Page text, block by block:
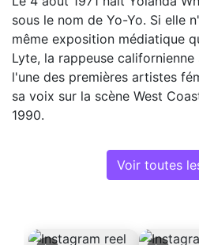
sous le nom de Yo-Yo. Si elle
même exposition médiatique
Lyte, la rappeuse
l'une des premières artistes
sa voix sur la scène West
1990.
Voir toutes